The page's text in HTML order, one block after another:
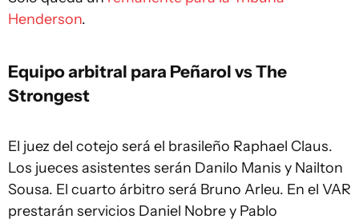
Henderson.
Equipo arbitral para Peñarol vs The
Strongest
El juez del cotejo será el brasileño Raphael Claus.
Los jueces asistentes serán Danilo Manis y Nailton
Sousa. El cuarto árbitro será Bruno Arleu. En el VAR
prestarán servicios Daniel Nobre y Pablo